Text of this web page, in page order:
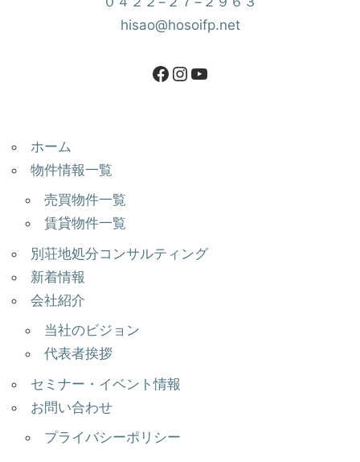
hisao@hosoifp.net
ホーム
物件情報一覧
売買物件一覧
賃貸物件一覧
別荘地処分コンサルティング
新着情報
会社紹介
当社のビジョン
代表者挨拶
セミナー・イベント情報
お問い合わせ
プライバシーポリシー